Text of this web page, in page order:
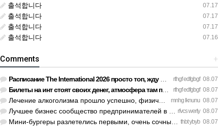
07.17
출석합니다
07.17
출석합니다
07.17
출석합니다
07.16
출석합니다
+
Comments
rthgf edfgbgf 08.07
Расписание The International 2026 просто топ, жду финал! htt…
rthgf edfgbgf 08.07
Билеты на инт стоят своих денег, атмосфера там просто непере…
mnhg lknunu 08.07
Лечение алкоголизма прошло успешно, физической тяги больше н…
rfvcs werty 08.07
Лучшее бизнес сообщество предпринимателей в Санкт-Петербурге…
thbt ybyb 08.07
Мини-бургеры разлетелись первыми, очень сочные. https://inte…